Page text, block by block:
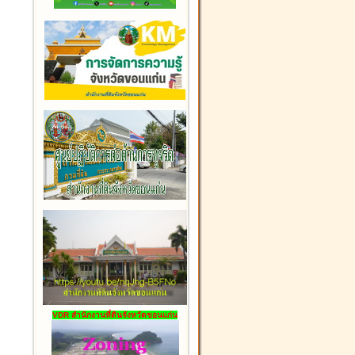
VDR สำนักงานที่ดินจังหวัดขอนแก่น